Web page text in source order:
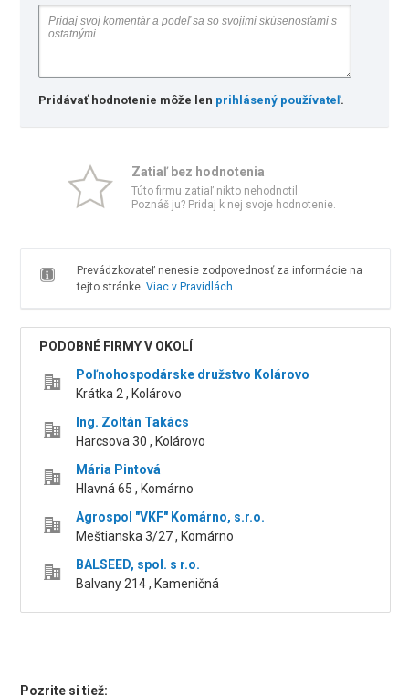
Pridávať hodnotenie môže len prihlásený používateľ.
Zatiaľ bez hodnotenia
Túto firmu zatiaľ nikto nehodnotil.
Poznáš ju? Pridaj k nej svoje hodnotenie.
Prevádzkovateľ nenesie zodpovednosť za informácie na
tejto stránke. Viac v Pravidlách
PODOBNÉ FIRMY V OKOLÍ
Poľnohospodárske družstvo Kolárovo
Krátka 2 , Kolárovo
Ing. Zoltán Takács
Harcsova 30 , Kolárovo
Mária Pintová
Hlavná 65 , Komárno
Agrospol "VKF" Komárno, s.r.o.
Meštianska 3/27 , Komárno
BALSEED, spol. s r.o.
Balvany 214 , Kameničná
Pozrite si tiež: